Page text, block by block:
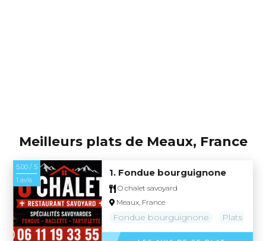
Meilleurs plats de Meaux, France
5.00 / 5
1 avis
1. Fondue bourguignone
O chalet savoyard
Meaux, France
Fondue bourguignone Plats